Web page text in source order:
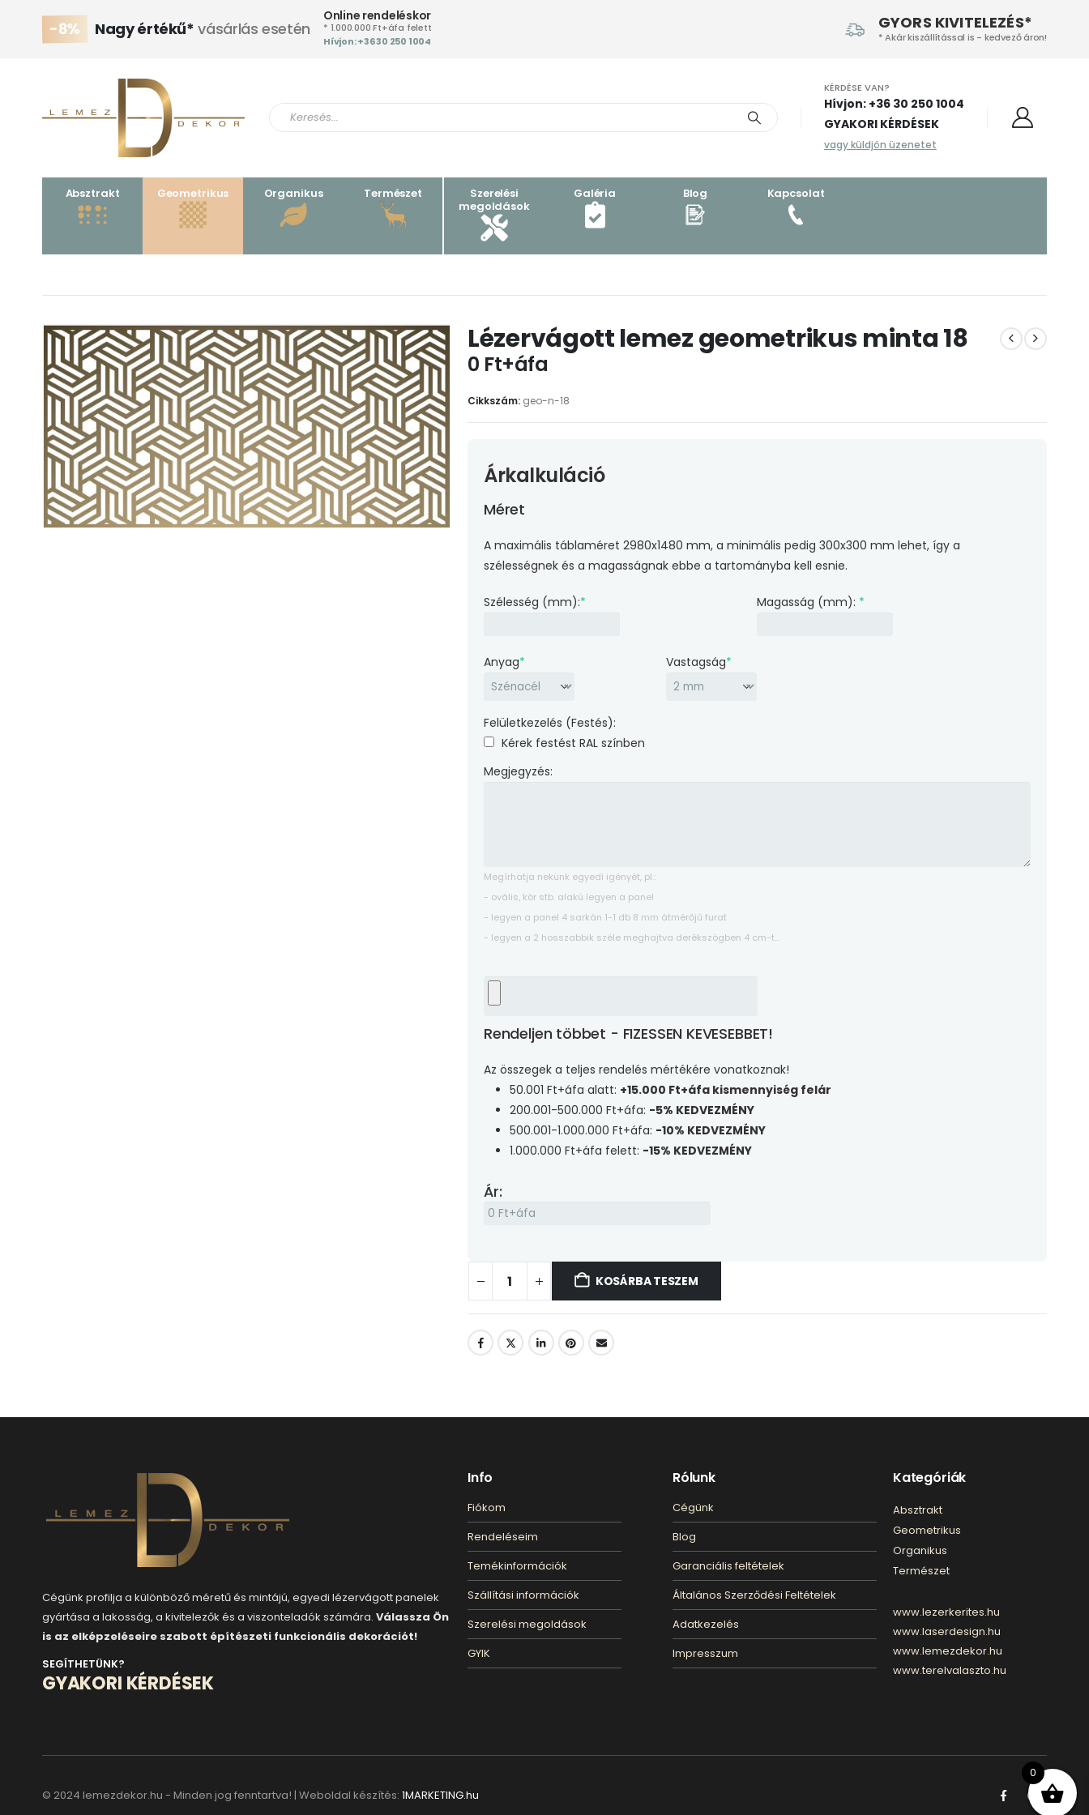
GYORS KIVITELEZÉS*
* Akár kiszállítással is - kedvező áron!
-8% Nagy értékű* vásárlás esetén
Online rendeléskor
* 1.000.000 Ft+áfa felett
Hívjon: +36 30 250 1004‬
KÉRDÉSE VAN?
Hívjon: +36 30 250 1004‬
GYAKORI KÉRDÉSEK
vagy küldjön üzenetet
Absztrakt Geometrikus Organikus Természet
Szerelési
megoldások
Galéria Blog Kapcsolat
Lézervágott lemez geometrikus minta 18
0 Ft+áfa
Cikkszám: geo-n-18
Árkalkuláció
Méret
A maximális táblaméret 2980x1480 mm, a minimális pedig 300x300 mm lehet, így a
szélességnek és a magasságnak ebbe a tartományba kell esnie.
Szélesség (mm):* Magasság (mm): *
Anyag* Vastagság*
Felületkezelés (Festés):
Kérek festést RAL színben
Megjegyzés:
Megírhatja nekünk egyedi igényét, pl.:
- ovális, kör stb. alakú legyen a panel
- legyen a panel 4 sarkán 1-1 db 8 mm átmérőjű furat
- legyen a 2 hosszabbik széle meghajtva derékszögben 4 cm-t...
Rendeljen többet - FIZESSEN KEVESEBBET!
Az összegek a teljes rendelés mértékére vonatkoznak!
50.001 Ft+áfa alatt: +15.000 Ft+áfa kismennyiség felár
200.001-500.000 Ft+áfa: -5% KEDVEZMÉNY
500.001-1.000.000 Ft+áfa: -10% KEDVEZMÉNY
1.000.000 Ft+áfa felett: -15% KEDVEZMÉNY
Ár:
KOSÁRBA TESZEM
Cégünk profilja a különböző méretű és mintájú, egyedi lézervágott panelek
gyártása a lakosság, a kivitelezők és a viszonteladók számára. Válassza Ön
is az elképzeléseire szabott építészeti funkcionális dekorációt!
SEGÍTHETÜNK?
GYAKORI KÉRDÉSEK
Info
Fiókom
Rendeléseim
Temékinformációk
Szállítási információk
Szerelési megoldások
GYIK
Rólunk
Cégünk
Blog
Garanciális feltételek
Általános Szerződési Feltételek
Adatkezelés
Impresszum
Kategóriák
Absztrakt
Geometrikus
Organikus
Természet
www.lezerkerites.hu
www.laserdesign.hu
www.lemezdekor.hu
www.terelvalaszto.hu
© 2024 lemezdekor.hu - Minden jog fenntartva! | Weboldal készítés: 1MARKETING.hu
0